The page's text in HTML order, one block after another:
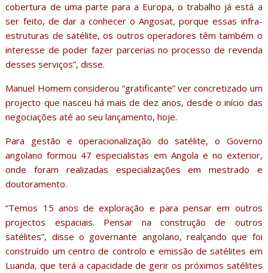
cobertura de uma parte para a Europa, o trabalho já está a
ser feito, de dar a conhecer o Angosat, porque essas infra-
estruturas de satélite, os outros operadores têm também o
interesse de poder fazer parcerias no processo de revenda
desses serviços”, disse.
Manuel Homem considerou “gratificante” ver concretizado um
projecto que nasceu há mais de dez anos, desde o início das
negociações até ao seu lançamento, hoje.
Para gestão e operacionalização do satélite, o Governo
angolano formou 47 especialistas em Angola e no exterior,
onde foram realizadas especializações em mestrado e
doutoramento.
“Temos 15 anos de exploração e para pensar em outros
projectos espaciais. Pensar na construção de outros
satélites”, disse o governante angolano, realçando que foi
construído um centro de controlo e emissão de satélites em
Luanda, que terá a capacidade de gerir os próximos satélites